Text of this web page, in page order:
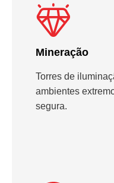
Mineração
Torres de
ambientes
segura.